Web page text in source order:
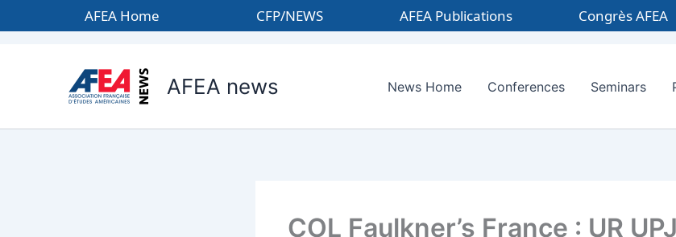
au
AFEA Home CFP/NEWS AFEA Publications Congrès AFEA
AFEA news News Home Conferences Seminars
COL Faulkner’s France : UR